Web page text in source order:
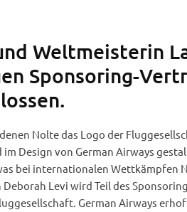
Weltmeisterin
Sponsoring-
Nolte das Logo der
Design von German Airways
bei internationalen Wettkämpfen
Levi wird Teil des
German Airways